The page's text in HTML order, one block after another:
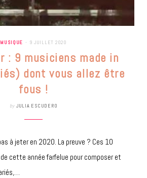
MUSIQUE 9 JUILLET 2020
: 9 musiciens made in
dont vous allez être
fous !
by JULIA ESCUDERO
à jeter en 2020. La preuve ? Ces 10
cette année farfelue pour composer et